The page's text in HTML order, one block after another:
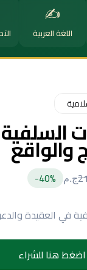
✍️
اللغة العربية
والواقع
ج.م 40%-
في العقيدة
اضغط هنا للشراء